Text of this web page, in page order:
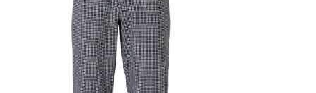
variantes.
Las
opciones
se